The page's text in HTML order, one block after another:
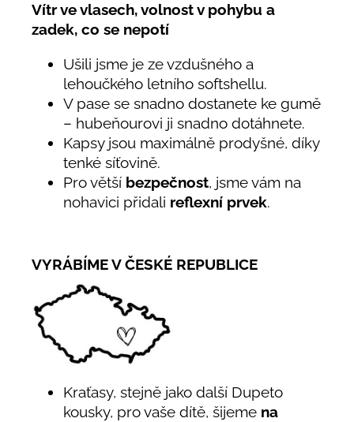
Vítr ve vlasech, volnost v pohybu a
zadek, co se nepotí
Ušili jsme je ze vzdušného a
lehoučkého letního softshellu.
V pase se snadno dostanete ke gumě
– hubeňourovi ji snadno dotáhnete.
Kapsy jsou maximálně prodyšné, díky
tenké síťovině.
Pro větší bezpečnost, jsme vám na
nohavici přidali reflexní prvek.
VYRÁBÍME V ČESKÉ REPUBLICE
Kraťasy, stejně jako další Dupeto
kousky, pro vaše dítě, šijeme na